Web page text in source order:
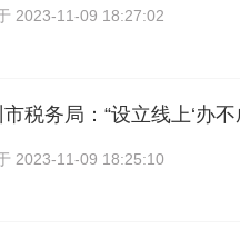
2023-11-09 18:27:02
税务局：“设立线上‘办不
2023-11-09 18:25:10